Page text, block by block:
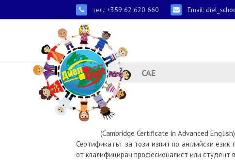
тел.: +359 62 620 660 Email:
CAE
(Cambridge Certificate in Advanced
Сертификатът за този изпит по английски
от квалифициран професионалист или студент